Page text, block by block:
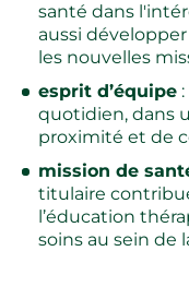
santé dans
aussi
les nouvelles
esprit d’équipe
quotidien, dans
proximité et de
mission de
titulaire
l’éducation
soins au sein de